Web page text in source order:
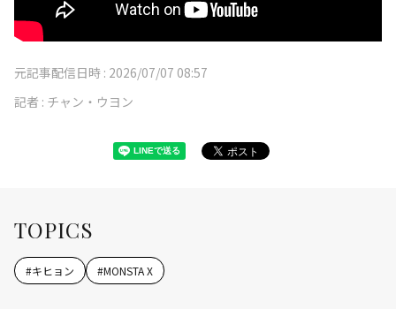
元記事配信日時 : 2026/07/07 08:57
記者 : チャン・ウヨン
TOPICS
#キヒョン #MONSTA X